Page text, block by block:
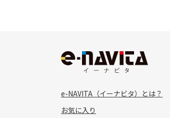
e-NAVITA（イーナビタ）とは？
お気に入り